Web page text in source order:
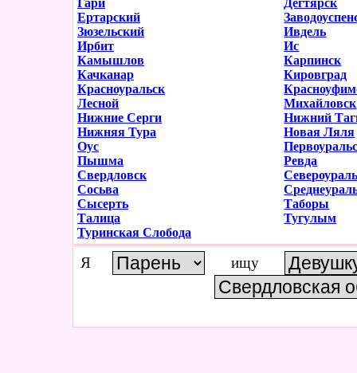
Гари
Дегтярск
Ертарский
Зюзельский
Ивдель
Ирбит
Ис
Камышлов
Карпинск
Качканар
Кировград
Красноуральск
Лесной
Михайловск
Нижние Серги
Нижний
Нижняя Тура
Новая Ляля
Оус
Пышма
Ревда
Свердловск
Сосьва
Сысерть
Таборы
Талица
Тугулым
Туринская Слобода
Я ищу